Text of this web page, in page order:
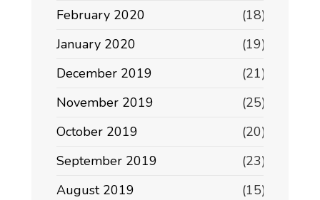
February 2020
(18)
January 2020
(19)
December 2019
(21)
November 2019
(25)
October 2019
(20)
September 2019
(23)
August 2019
(15)